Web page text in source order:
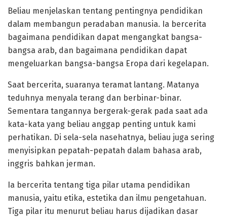
Beliau menjelaskan tentang pentingnya pendidikan
dalam membangun peradaban manusia. Ia bercerita
bagaimana pendidikan dapat mengangkat bangsa-
bangsa arab, dan bagaimana pendidikan dapat
mengeluarkan bangsa-bangsa Eropa dari kegelapan.
Saat bercerita, suaranya teramat lantang. Matanya
teduhnya menyala terang dan berbinar-binar.
Sementara tangannya bergerak-gerak pada saat ada
kata-kata yang beliau anggap penting untuk kami
perhatikan. Di sela-sela nasehatnya, beliau juga sering
menyisipkan pepatah-pepatah dalam bahasa arab,
inggris bahkan jerman.
Ia bercerita tentang tiga pilar utama pendidikan
manusia, yaitu etika, estetika dan ilmu pengetahuan.
Tiga pilar itu menurut beliau harus dijadikan dasar